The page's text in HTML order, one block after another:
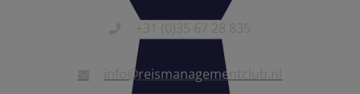
info@reismanagementclub.nl